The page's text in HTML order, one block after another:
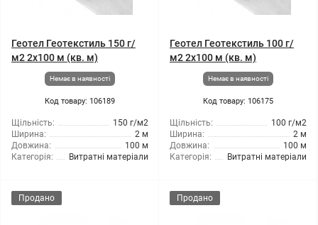
Геотел Геотекстиль 150 г/
м2 2x100 м (кв. м)
Немає в наявності
Код товару: 106189
Щільність:
150 г/м2
Ширина:
2 м
Довжина:
100 м
Категорія:
Витратні матеріали
Геотел Геотекстиль 100 г/
м2 2x100 м (кв. м)
Немає в наявності
Код товару: 106175
Щільність:
100 г/м2
Ширина:
2 м
Довжина:
100 м
Категорія:
Витратні матеріали
Продано Продано